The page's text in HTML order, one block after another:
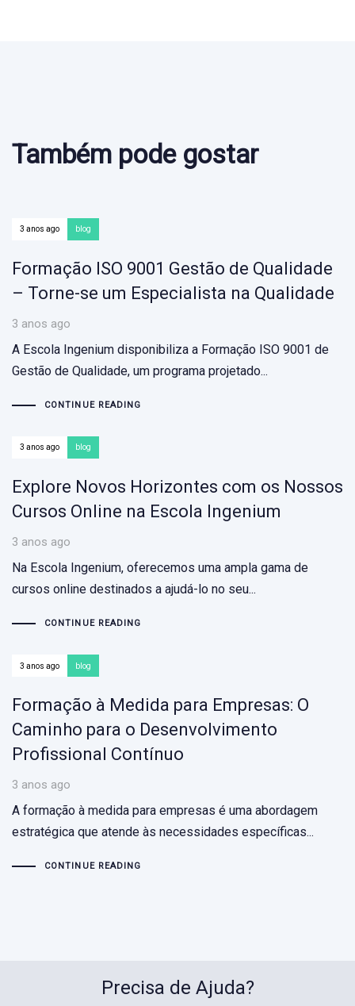
Também pode gostar
3 anos ago blog
Formação ISO 9001 Gestão de Qualidade
– Torne-se um Especialista na Qualidade
3 anos ago
A Escola Ingenium disponibiliza a Formação ISO 9001 de
Gestão de Qualidade, um programa projetado...
CONTINUE READING
3 anos ago blog
Explore Novos Horizontes com os Nossos
Cursos Online na Escola Ingenium
3 anos ago
Na Escola Ingenium, oferecemos uma ampla gama de
cursos online destinados a ajudá-lo no seu...
CONTINUE READING
3 anos ago blog
Formação à Medida para Empresas: O
Caminho para o Desenvolvimento
Profissional Contínuo
3 anos ago
A formação à medida para empresas é uma abordagem
estratégica que atende às necessidades específicas...
CONTINUE READING
Precisa de Ajuda?